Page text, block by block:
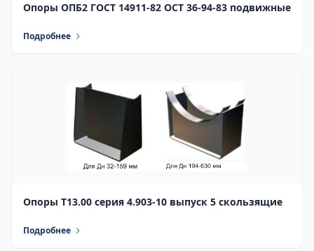
Опоры ОПБ2 ГОСТ 14911-82 ОСТ 36-94-83 подвижные
Подробнее
Опоры Т13.00 серия 4.903-10 выпуск 5 скользящие
Подробнее